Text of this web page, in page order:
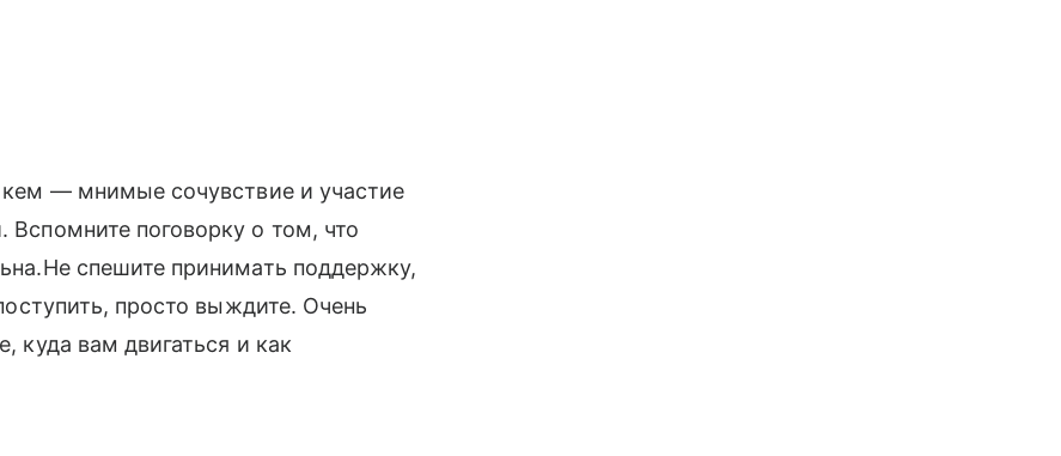
кем — мнимые сочувствие и участие
Вспомните поговорку о том, что
спешите принимать поддержку,
просто выждите. Очень
куда вам двигаться и как